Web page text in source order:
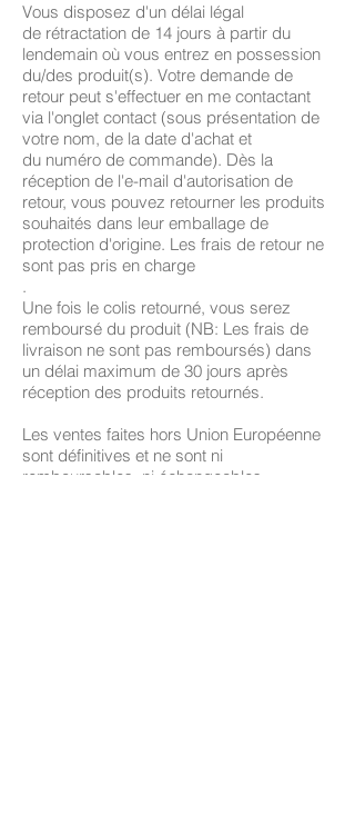
Vous disposez d'un délai légal
de rétractation de 14 jours à partir du
lendemain où vous entrez en possession
du/des produit(s). Votre demande de
retour peut s'effectuer en me contactant
via l'onglet contact (sous présentation de
votre nom, de la date d'achat et
du numéro de commande). Dès la
réception de l'e-mail d'autorisation de
retour, vous pouvez retourner les produits
souhaités dans leur emballage de
protection d'origine. Les frais de retour ne
sont pas pris en charge
.
Une fois le colis retourné, vous serez
remboursé du produit (NB: Les frais de
livraison ne sont pas remboursés) dans
un délai maximum de 30 jours après
réception des produits retournés.
Les ventes faites hors Union Européenne
sont définitives et ne sont ni
remboursables, ni échangeables.